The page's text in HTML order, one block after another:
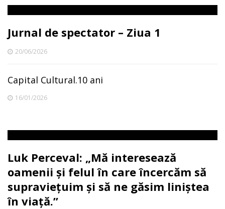
Jurnal de spectator – Ziua 1
20/06/2026
Capital Cultural.10 ani
16/01/2026
Luk Perceval: „Mă interesează
oamenii și felul în care încercăm să
supraviețuim și să ne găsim liniștea
în viață.”